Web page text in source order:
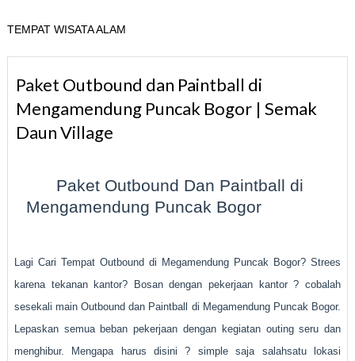
TEMPAT WISATA ALAM
Paket Outbound dan Paintball di
Mengamendung Puncak Bogor | Semak
Daun Village
Paket Outbound Dan Paintball di
Mengamendung Puncak Bogor
Lagi Cari Tempat Outbound di Megamendung Puncak Bogor? Strees
karena tekanan kantor? Bosan dengan pekerjaan kantor ? cobalah
sesekali main Outbound dan Paintball di Megamendung Puncak Bogor.
Lepaskan semua beban pekerjaan dengan kegiatan outing seru dan
menghibur. Mengapa harus disini ? simple saja salahsatu lokasi